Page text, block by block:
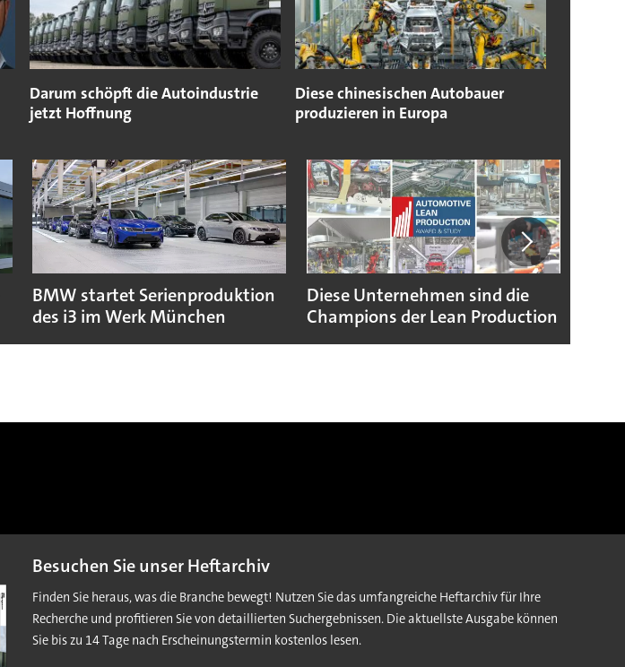
Darum schöpft die Autoindustrie
jetzt Hoffnung
Diese chinesischen Autobauer
produzieren in Europa
BMW startet Serienproduktion
des i3 im Werk München
Diese Unternehmen sind die
Champions der Lean Production
Besuchen Sie unser Heftarchiv
Finden Sie heraus, was die Branche bewegt! Nutzen Sie das umfangreiche Heftarchiv für Ihre
Recherche und profitieren Sie von detaillierten Suchergebnissen. Die aktuellste Ausgabe können
Sie bis zu 14 Tage nach Erscheinungstermin kostenlos lesen.